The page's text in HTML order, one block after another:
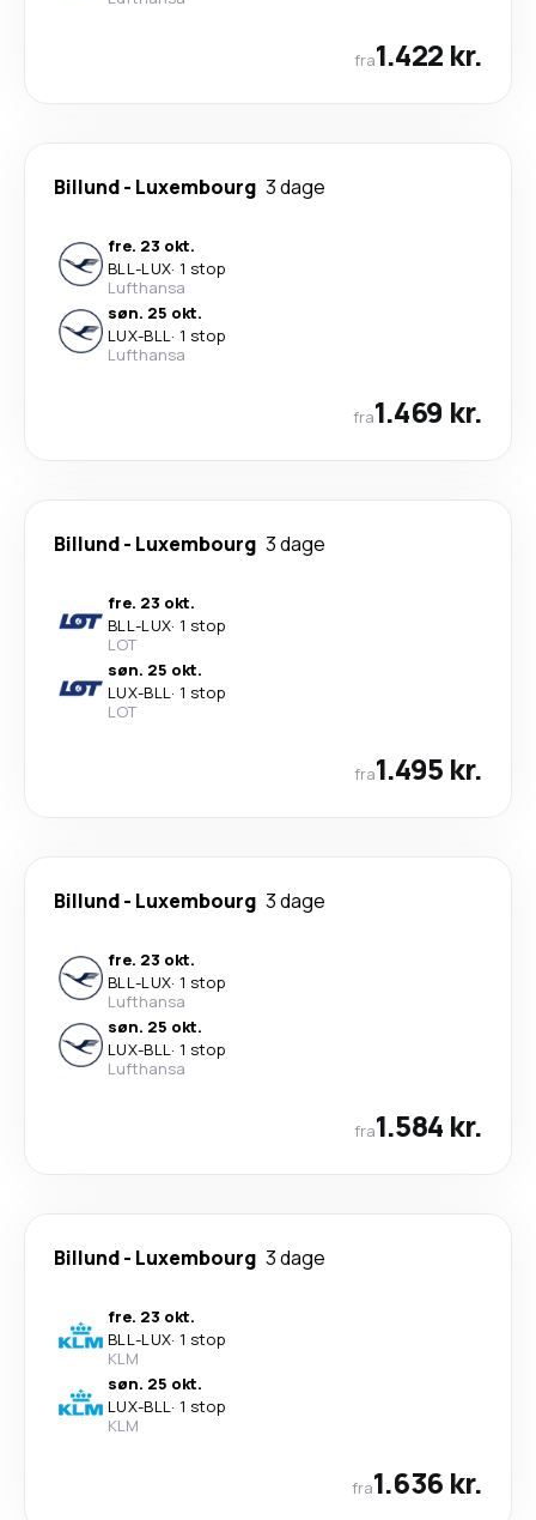
fra1.422 kr.
Billund- Luxembourg 3 dage
fre. 23 okt.
BLL-LUX· 1 stop
Lufthansa
søn. 25 okt.
LUX-BLL· 1 stop
Lufthansa
fra1.469 kr.
Billund- Luxembourg 3 dage
fre. 23 okt.
BLL-LUX· 1 stop
LOT
søn. 25 okt.
LUX-BLL· 1 stop
LOT
fra1.495 kr.
Billund- Luxembourg 3 dage
fre. 23 okt.
BLL-LUX· 1 stop
Lufthansa
søn. 25 okt.
LUX-BLL· 1 stop
Lufthansa
fra1.584 kr.
Billund- Luxembourg 3 dage
fre. 23 okt.
BLL-LUX· 1 stop
KLM
søn. 25 okt.
LUX-BLL· 1 stop
KLM
fra1.636 kr.